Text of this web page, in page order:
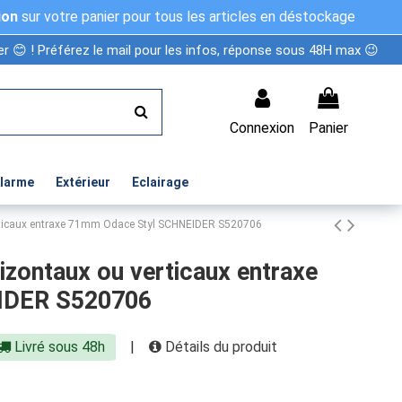
sur votre panier pour tous les articles en déstockage
😊 ! Préférez le mail pour les infos, réponse sous 48H max 😉
Connexion Panier
Extérieur Eclairage
entraxe 71mm Odace Styl SCHNEIDER S520706
ou verticaux entraxe
S520706
Livré sous 48h Détails du produit